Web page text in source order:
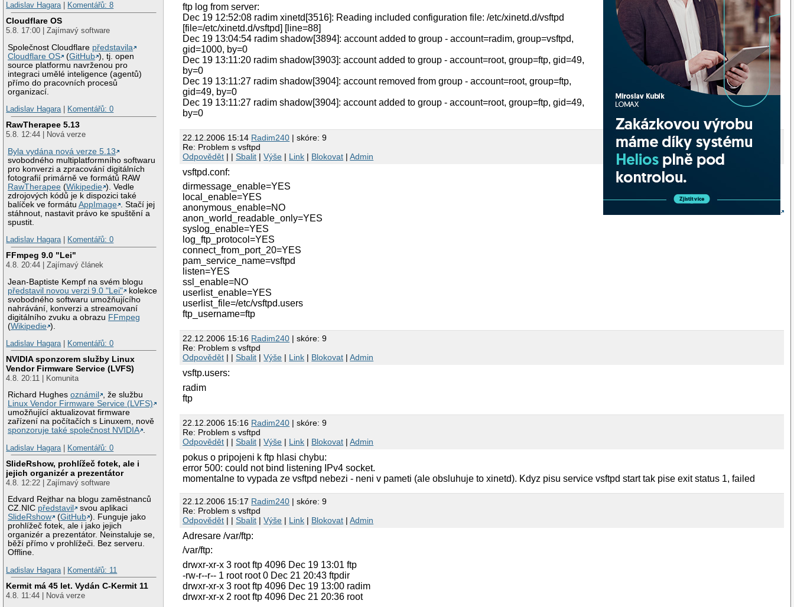
Ladislav Hagara| Komentářů: 8
Cloudflare OS
5.8. 17:00 | Zajímavý software
Společnost Cloudflare představila
Cloudflare OS
(GitHub ), tj. open
source platformu navrženou pro
integraci umělé inteligence (agentů)
přímo do pracovních procesů
organizací.
Ladislav Hagara| Komentářů: 0
RawTherapee 5.13
5.8. 12:44 | Nová verze
Byla vydána nová verze 5.13
svobodného multiplatformního softwaru
pro konverzi a zpracování digitálních
fotografií primárně ve formátů RAW
RawTherapee (Wikipedie ). Vedle
zdrojových kódů je k dispozici také
balíček ve formátuAppImage
. Stačí jej
stáhnout, nastavit právo ke spuštění a
spustit.
Ladislav Hagara| Komentářů: 0
FFmpeg 9.0 "Lei"
4.8. 20:44 | Zajímavý článek
Jean-Baptiste Kempf na svém blogu
představil novou verzi 9.0 "Lei"
kolekce
svobodného softwaru umožňujícího
nahrávání, konverzi a streamovaní
digitálního zvuku a obrazu FFmpeg
(Wikipedie ).
Ladislav Hagara| Komentářů: 0
NVIDIA sponzorem služby Linux
Vendor Firmware Service (LVFS)
4.8. 20:11 | Komunita
Richard Hughesoznámil
, že službu
Linux Vendor Firmware Service (LVFS)
umožňující aktualizovat firmware
zařízení na počítačích s Linuxem, nově
sponzoruje také společnost NVIDIA .
Ladislav Hagara| Komentářů: 0
SlideRshow, prohlížeč fotek, ale i
jejich organizér a prezentátor
4.8. 12:22 | Zajímavý software
Edvard Rejthar na blogu zaměstnanců
CZ.NIC představil
svou aplikaci
SlideRshow
(GitHub ). Funguje jako
prohlížeč fotek, ale i jako jejich
organizér a prezentátor. Neinstaluje se,
běží přímo v prohlížeči. Bez serveru.
Offline.
Ladislav Hagara| Komentářů: 11
Kermit má 45 let. Vydán C-Kermit 11
4.8. 11:44 | Nová verze
ftp log from server:
Dec 19 12:52:08 radim xinetd[3516]: Reading included configuration file: /etc/xinetd.d/vsftpd
[file=/etc/xinetd.d/vsftpd] [line=88]
Dec 19 13:04:54 radim shadow[3894]: account added to group - account=radim, group=vsftpd,
gid=1000, by=0
Dec 19 13:11:20 radim shadow[3903]: account added to group - account=root, group=ftp, gid=49,
by=0
Dec 19 13:11:27 radim shadow[3904]: account removed from group - account=root, group=ftp,
gid=49, by=0
Dec 19 13:11:27 radim shadow[3904]: account added to group - account=root, group=ftp, gid=49,
by=0
22.12.2006 15:14 Radim240 | skóre: 9
Re: Problem s vsftpd
Odpovědět | |Sbalit |Výše | Link | Blokovat |Admin
vsftpd.conf:
dirmessage_enable=YES
local_enable=YES
anonymous_enable=NO
anon_world_readable_only=YES
syslog_enable=YES
log_ftp_protocol=YES
connect_from_port_20=YES
pam_service_name=vsftpd
listen=YES
ssl_enable=NO
userlist_enable=YES
userlist_file=/etc/vsftpd.users
ftp_username=ftp
22.12.2006 15:16 Radim240 | skóre: 9
Re: Problem s vsftpd
Odpovědět | |Sbalit |Výše | Link | Blokovat |Admin
vsftp.users:
radim
ftp
22.12.2006 15:16 Radim240 | skóre: 9
Re: Problem s vsftpd
Odpovědět | |Sbalit |Výše | Link | Blokovat |Admin
pokus o pripojeni k ftp hlasi chybu:
error 500: could not bind listening IPv4 socket.
momentalne to vypada ze vsftpd nebezi - neni v pameti (ale obsluhuje to xinetd). Kdyz pisu service vsftpd start tak pise exit status 1, failed
22.12.2006 15:17 Radim240 | skóre: 9
Re: Problem s vsftpd
Odpovědět | |Sbalit |Výše | Link | Blokovat |Admin
Adresare /var/ftp:
/var/ftp:
drwxr-xr-x 3 root ftp 4096 Dec 19 13:01 ftp
-rw-r--r-- 1 root root 0 Dec 21 20:43 ftpdir
drwxr-xr-x 3 root ftp 4096 Dec 19 13:00 radim
drwxr-xr-x 2 root ftp 4096 Dec 21 20:36 root